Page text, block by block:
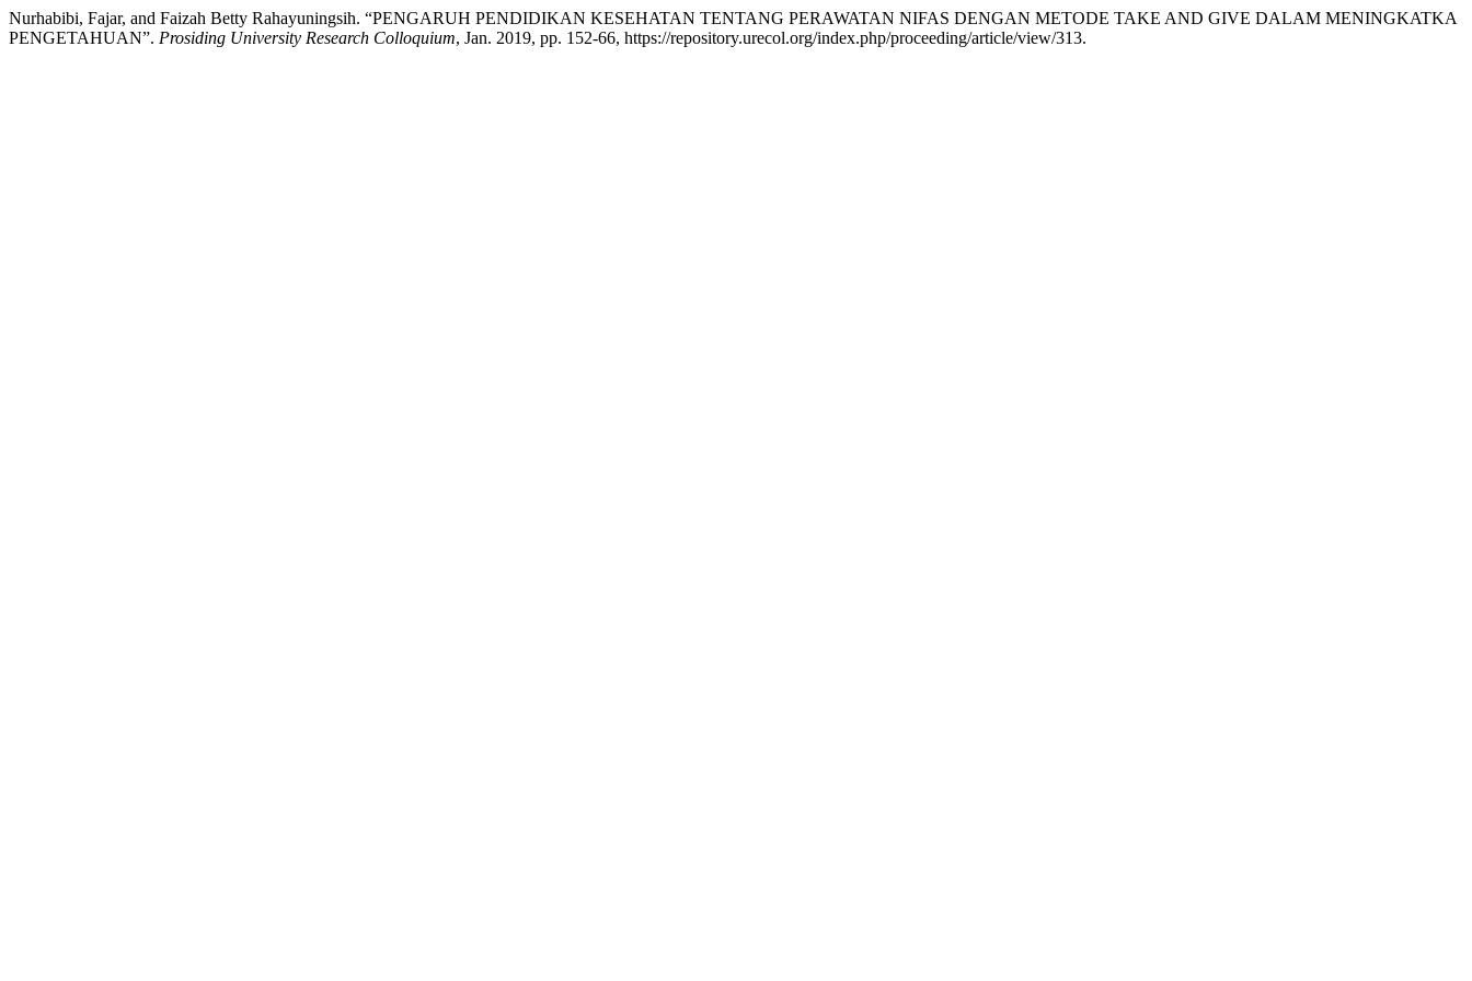
Nurhabibi, Fajar, and Faizah Betty Rahayuningsih. “PENGARUH PENDIDIKAN KESEHATAN TENTANG PERAWATAN NIFAS DENGAN METODE TAKE AND GIVE DALAM MENINGKATKA
PENGETAHUAN”. Prosiding University Research Colloquium, Jan. 2019, pp. 152-66, https://repository.urecol.org/index.php/proceeding/article/view/313.